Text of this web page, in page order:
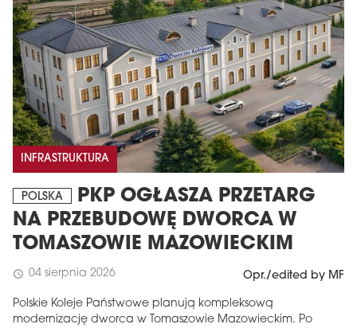
INFRASTRUKTURA
POLSKA
PKP OGŁASZA PRZETARG
NA PRZEBUDOWĘ DWORCA W
TOMASZOWIE MAZOWIECKIM
schedule 04 sierpnia 2026 Opr./edited by MF
Polskie Koleje Państwowe planują kompleksową
modernizację dworca w Tomaszowie Mazowieckim. Po